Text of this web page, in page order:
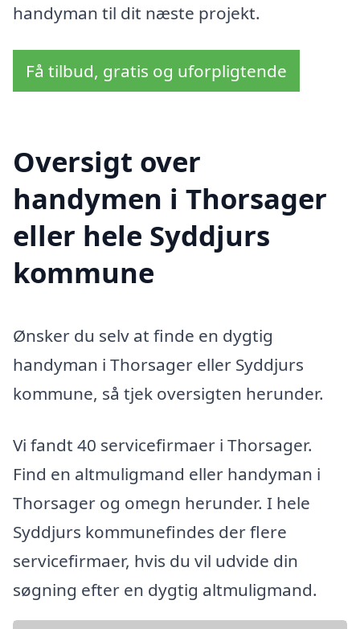
handyman til dit næste projekt.
Få tilbud, gratis og uforpligtende
Oversigt over
handymen i Thorsager
eller hele Syddjurs
kommune
Ønsker du selv at finde en dygtig
handyman i Thorsager eller Syddjurs
kommune, så tjek oversigten herunder.
Vi fandt 40 servicefirmaer i Thorsager.
Find en altmuligmand eller handyman i
Thorsager og omegn herunder. I hele
Syddjurs kommunefindes der flere
servicefirmaer, hvis du vil udvide din
søgning efter en dygtig altmuligmand.